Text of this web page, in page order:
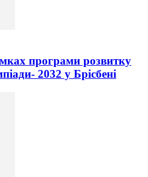
програми розвитку
2032 у Брісбені